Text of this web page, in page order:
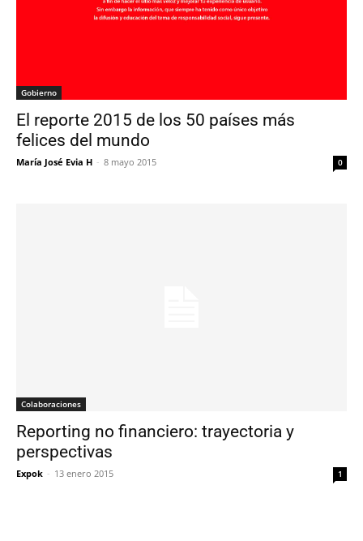
Gobierno
El reporte 2015 de los 50 países más
felices del mundo
María José Evia H - 8 mayo 2015 0
Colaboraciones
Reporting no financiero: trayectoria y
perspectivas
Expok - 13 enero 2015 1